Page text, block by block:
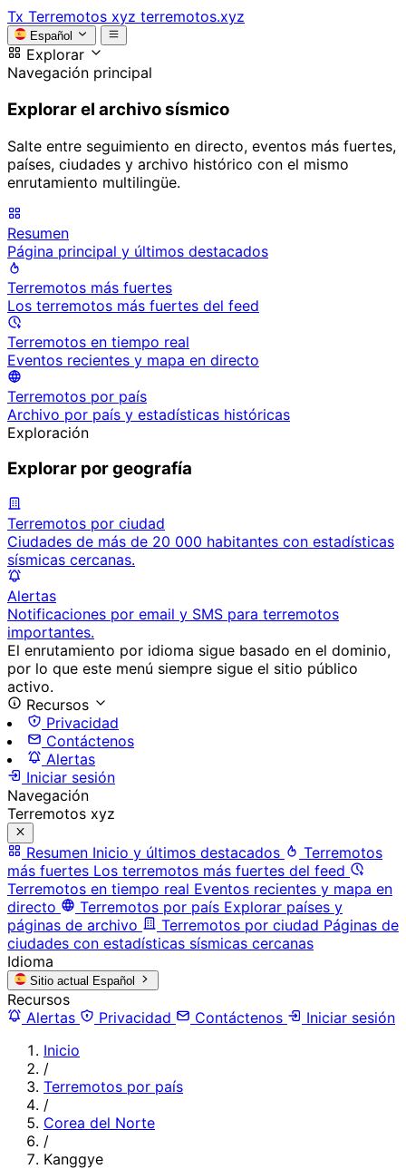
Tx Terremotos xyz terremotos.xyz
Español
Explorar
Navegación principal
Explorar el archivo sísmico
Salte entre seguimiento en directo, eventos más fuertes,
países, ciudades y archivo histórico con el mismo
enrutamiento multilingüe.
Resumen
Página principal y últimos destacados
Terremotos más fuertes
Los terremotos más fuertes del feed
Terremotos en tiempo real
Eventos recientes y mapa en directo
Terremotos por país
Archivo por país y estadísticas históricas
Exploración
Explorar por geografía
Terremotos por ciudad
Ciudades de más de 20 000 habitantes con estadísticas
sísmicas cercanas.
Alertas
Notificaciones por email y SMS para terremotos
importantes.
El enrutamiento por idioma sigue basado en el dominio,
por lo que este menú siempre sigue el sitio público
activo.
Recursos
Privacidad
Contáctenos
Alertas
Iniciar sesión
Navegación
Terremotos xyz
Resumen Inicio y últimos destacados
Terremotos
más fuertes Los terremotos más fuertes del feed
Terremotos en tiempo real Eventos recientes y mapa en
directo
Terremotos por país Explorar países y
páginas de archivo
Terremotos por ciudad Páginas de
ciudades con estadísticas sísmicas cercanas
Idioma
Sitio actual Español
Recursos
Alertas
Privacidad Contáctenos
Iniciar sesión
Inicio
/
Terremotos por país
/
Corea del Norte
/
Kanggye